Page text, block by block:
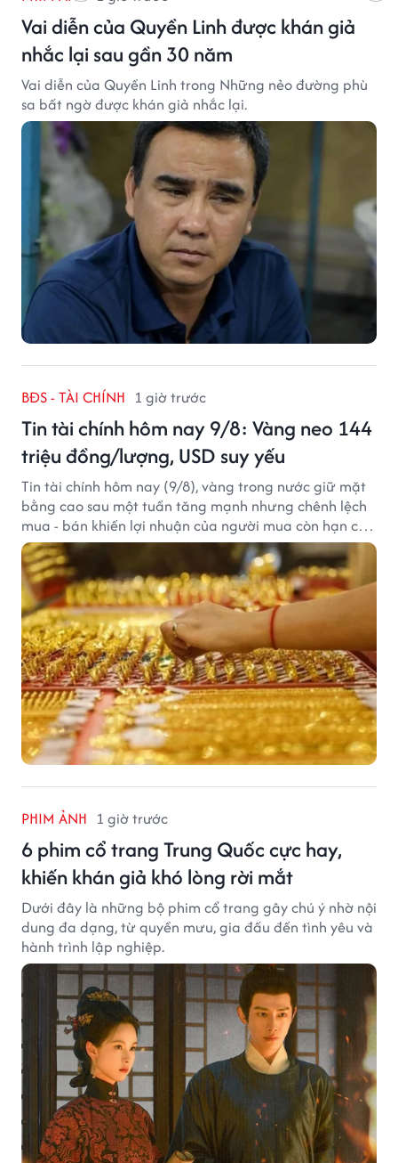
Vai diễn của Quyền Linh được khán giả
nhắc lại sau gần 30 năm
Vai diễn của Quyền Linh trong Những nẻo đường phù
sa bất ngờ được khán giả nhắc lại.
BĐS - TÀI CHÍNH 1 giờ trước
Tin tài chính hôm nay 9/8: Vàng neo 144
triệu đồng/lượng, USD suy yếu
Tin tài chính hôm nay (9/8), vàng trong nước giữ mặt
bằng cao sau một tuần tăng mạnh nhưng chênh lệch
mua - bán khiến lợi nhuận của người mua còn hạn chế,
trong khi USD chịu sức ép sau dữ liệu việc làm Mỹ gây
thất vọng.
PHIM ẢNH 1 giờ trước
6 phim cổ trang Trung Quốc cực hay,
khiến khán giả khó lòng rời mắt
Dưới đây là những bộ phim cổ trang gây chú ý nhờ nội
dung đa dạng, từ quyền mưu, gia đấu đến tình yêu và
hành trình lập nghiệp.